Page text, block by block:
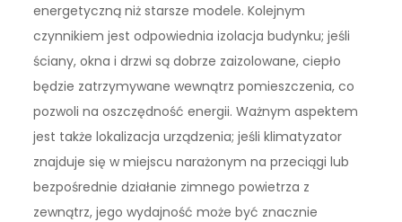
energetyczną niż starsze modele. Kolejnym
czynnikiem jest odpowiednia izolacja budynku; jeśli
ściany, okna i drzwi są dobrze zaizolowane, ciepło
będzie zatrzymywane wewnątrz pomieszczenia, co
pozwoli na oszczędność energii. Ważnym aspektem
jest także lokalizacja urządzenia; jeśli klimatyzator
znajduje się w miejscu narażonym na przeciągi lub
bezpośrednie działanie zimnego powietrza z
zewnątrz, jego wydajność może być znacznie